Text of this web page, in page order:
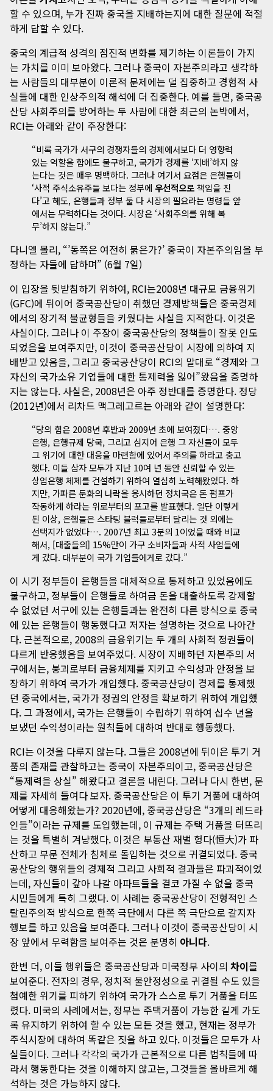
할 수 있으며, 누가 진짜 중국을 지배하는지에 대한 질문에 적절
하게 답할 수 있다.
중국의 계급적 성격의 점진적 변화를 제기하는 이론들이 가지
는 가치를 이미 보아왔다. 그러나 중국이 자본주의라고 생각하
는 사람들의 대부분이 이론적 문제에는 덜 집중하고 경험적 사
실들에 대한 인상주의적 해석에 더 집중한다. 예를 들면, 중국공
산당 사회주의를 방어하는 두 사람에 대한 최근의 논박에서,
RCI는 아래와 같이 주장한다:
“비록 국가가 서구의 경쟁자들의 경제에서보다 더 영향력
있는 역할을 함에도 불구하고, 국가가 경제를 ‘지배’하지 않
는다는 것은 매우 명백하다. 그러나 여기서 요점은 은행들이
‘사적 주식소유주들 보다는 정부에 우선적으로책임을 진
다’고 해도, 은행들과 정부 둘 다 시장의 필요라는 명령들 앞
에서는 무력하다는 것이다. 시장은 ‘사회주의를 위해 복
무’하지 않는다.”
다니엘 몰리, “’동쪽은 여전히 붉은가?’ 중국이 자본주의임을 부
정하는 자들에 답하며” (6월 7일)
이 입장을 뒷받침하기 위하여, RCI는2008년 대규모 금융위기
(GFC)에 뒤이어 중국공산당이 취했던 경제방책들은 중국경제
에서의 장기적 불균형들을 키웠다는 사실을 지적한다. 이것은
사실이다. 그러나 이 주장이 중국공산당의 정책들이 잘못 인도
되었음을 보여주지만, 이것이 중국공산당이 시장에 의하여 지
배받고 있음을, 그리고 중국공산당이 RCI의 말대로 “경제와 그
자신의 국가소유 기업들에 대한 통제력을 잃어”왔음을 증명하
지는 않는다. 사실은, 2008년은 아주 정반대를 증명한다. 정당
(2012년)에서 리차드 맥그레고르는 아래와 같이 설명한다:
“당의 힘은 2008년 후반과 2009년 초에 보여졌다…. 중앙
은행, 은행규제 당국, 그리고 심지어 은행 그 자신들이 모두
그 위기에 대한 대응을 마련함에 있어서 주의를 하라고 충고
했다. 이들 삼자 모두가 지난 10여 년 동안 신뢰할 수 있는
상업은행 체제를 건설하기 위하여 열심히 노력해왔었다. 하
지만, 가파른 둔화의 나락을 응시하던 정치국은 돈 펌프가
작동하게 하라는 위로부터의 포고를 발표했다. 일단 이렇게
된 이상, 은행들은 스타팅 블럭들로부터 달리는 것 외에는
선택지가 없었다…. 2007년 최고 3분의 1이었을 때와 비교
해서, [대출들의] 15%만이 가구 소비자들과 사적 사업들에
게 갔다. 대부분이 국가 기업들에게로 갔다.”
이 시기 정부들이 은행들을 대체적으로 통제하고 있었음에도
불구하고, 정부들이 은행들로 하여금 돈을 대출하도록 강제할
수 없었던 서구에 있는 은행들과는 완전히 다른 방식으로 중국
에 있는 은행들이 행동했다고 저자는 설명하는 것으로 나아간
다. 근본적으로, 2008의 금융위기는 두 개의 사회적 정권들이
다르게 반응했음을 보여주었다. 시장이 지배하던 자본주의 서
구에서는, 붕괴로부터 금융체제를 지키고 수익성과 안정을 보
장하기 위하여 국가가 개입했다. 중국공산당이 경제를 통제했
던 중국에서는, 국가가 정권의 안정을 확보하기 위하여 개입했
다. 그 과정에서, 국가는 은행들이 수립하기 위하여 십수 년을
보냈던 수익성이라는 원칙들에 대하여 반대로 행동했다.
RCI는 이것을 다루지 않는다. 그들은 2008년에 뒤이은 투기 거
품의 존재를 관찰하고는 중국이 자본주의이고, 중국공산당은
“통제력을 상실” 해왔다고 결론을 내린다. 그러나 다시 한번, 문
제를 자세히 들여다 보자. 중국공산당은 이 투기 거품에 대하여
어떻게 대응해왔는가? 2020년에, 중국공산당은 “3개의 레드라
인들”이라는 규제를 도입했는데, 이 규제는 주택 거품을 터뜨리
는 것을 특별히 겨냥했다. 이것은 부동산 재벌 헝다(恒大)가 파
산하고 부문 전체가 침체로 돌입하는 것으로 귀결되었다. 중국
공산당의 행위들의 경제적 그리고 사회적 결과들은 파괴적이었
는데, 자신들이 갚아 나갈 아파트들을 결코 가질 수 없을 중국
시민들에게 특히 그랬다. 이 사례는 중국공산당이 전형적인 스
탈린주의적 방식으로 한쪽 극단에서 다른 쪽 극단으로 갈지자
행보를 하고 있음을 보여준다. 그러나 이것이 중국공산당이 시
장 앞에서 무력함을 보여주는 것은 분명히 아니다.
한번 더, 이들 행위들은 중국공산당과 미국정부 사이의 차이를
보여준다. 전자의 경우, 정치적 불안정성으로 귀결될 수도 있을
첨예한 위기를 피하기 위하여 국가가 스스로 투기 거품을 터뜨
렸다. 미국의 사례에서는, 정부는 주택거품이 가능한 길게 가도
록 유지하기 위하여 할 수 있는 모든 것을 했고, 현재는 정부가
주식시장에 대하여 똑같은 짓을 하고 있다. 이것들은 모두가 사
실들이다. 그러나 각각의 국가가 근본적으로 다른 법칙들에 따
라서 행동한다는 것을 이해하지 않고는, 그것들을 올바르게 해
석하는 것은 가능하지 않다.